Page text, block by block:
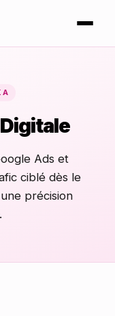
Ads et
ciblé dès le
précision